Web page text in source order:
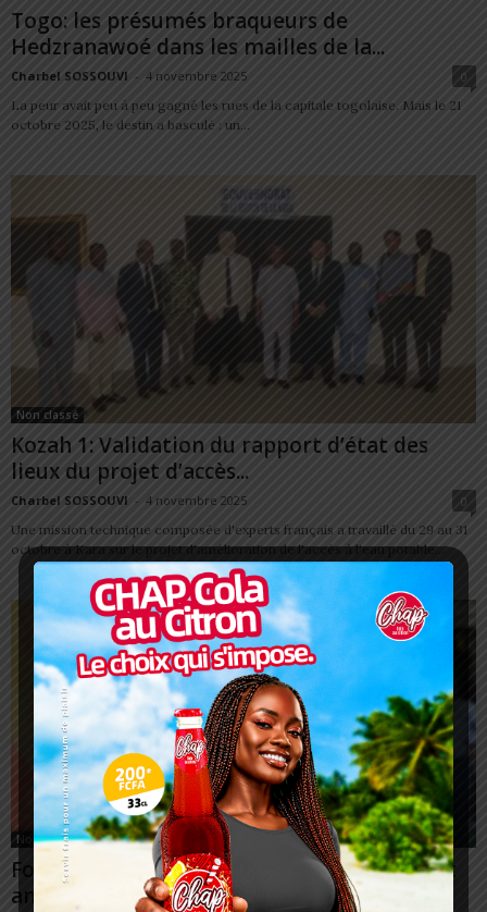
Togo: les présumés braqueurs de
Hedzranawoé dans les mailles de la...
Charbel SOSSOUVI - 4 novembre 2025
0
La peur avait peu à peu gagné les rues de la capitale togolaise. Mais le 21
octobre 2025, le destin a basculé : un...
Non classé
Kozah 1: Validation du rapport d’état des
lieux du projet d’accès...
Charbel SOSSOUVI - 4 novembre 2025
0
Une mission technique composée d'experts français a travaillé du 29 au 31
octobre à Kara sur le projet d'amélioration de l'accès à l'eau potable...
Non classé
Football: un hommage à Nibombé Waké est
annoncé